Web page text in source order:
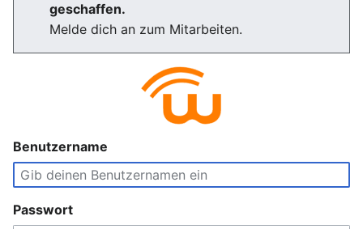
geschaffen.
Melde dich an zum Mitarbeiten.
Benutzername
Passwort